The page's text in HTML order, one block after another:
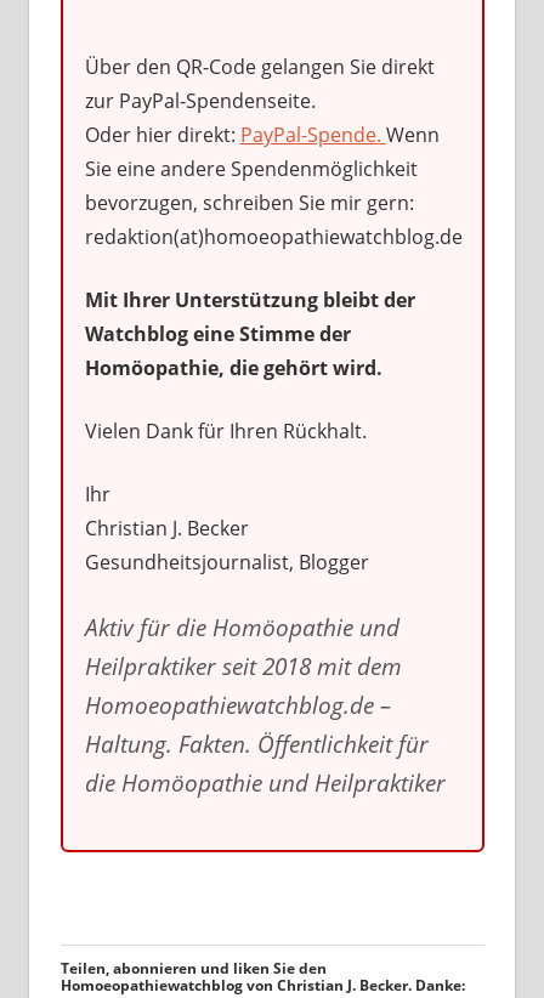
Über den QR-Code gelangen Sie direkt
zur PayPal-Spendenseite.
Oder hier direkt: PayPal-Spende. Wenn
Sie eine andere Spendenmöglichkeit
bevorzugen, schreiben Sie mir gern:
redaktion(at)homoeopathiewatchblog.de
Mit Ihrer Unterstützung bleibt der
Watchblog eine Stimme der
Homöopathie, die gehört wird.
Vielen Dank für Ihren Rückhalt.
Ihr
Christian J. Becker
Gesundheitsjournalist, Blogger
Aktiv für die Homöopathie und
Heilpraktiker seit 2018 mit dem
Homoeopathiewatchblog.de –
Haltung. Fakten. Öffentlichkeit für
die Homöopathie und Heilpraktiker
Teilen, abonnieren und liken Sie den
Homoeopathiewatchblog von Christian J. Becker. Danke: